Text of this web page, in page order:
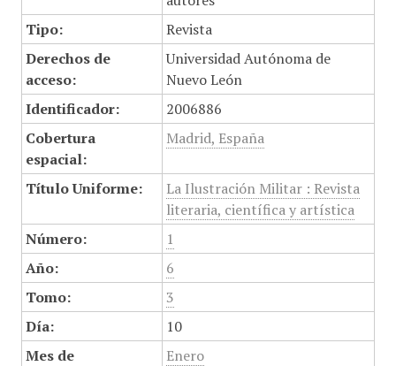
Tipo:
Revista
Derechos de
acceso:
Universidad Autónoma de
Nuevo León
Identificador:
2006886
Cobertura
espacial:
Madrid, España
Título Uniforme:
La Ilustración Militar : Revista
literaria, científica y artística
Número:
1
Año:
6
Tomo:
3
Día:
10
Mes de
Enero